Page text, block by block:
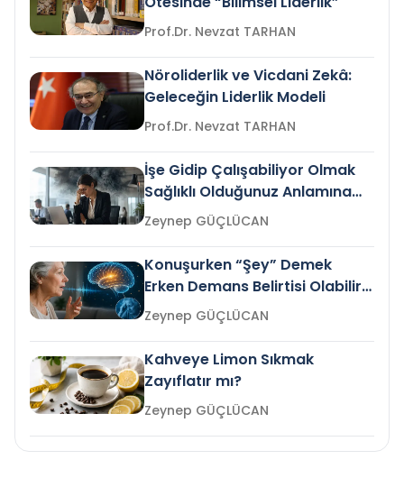
Prof.Dr. Nevzat TARHAN
Nöroliderlik ve Vicdani Zekâ:
Geleceğin Liderlik Modeli
Prof.Dr. Nevzat TARHAN
İşe Gidip Çalışabiliyor Olmak
Sağlıklı Olduğunuz Anlamına
Gelir mi?Zeynep GÜÇLÜCAN
Konuşurken “Şey” Demek
Erken Demans Belirtisi Olabilir
mi?
Zeynep GÜÇLÜCAN
Kahveye Limon Sıkmak
Zayıflatır mı?
Zeynep GÜÇLÜCAN